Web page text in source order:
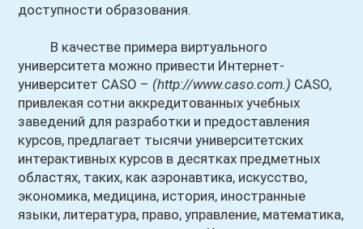
доступности образования.
В качестве примера виртуального
университета можно привести Интернет-
университет CASO – (http://www.caso.com.) CASO,
привлекая сотни аккредитованных учебных
заведений для разработки и предоставления
курсов, предлагает тысячи университетских
интерактивных курсов в десятках предметных
областях, таких, как аэронавтика, искусство,
экономика, медицина, история, иностранные
языки, литература, право, управление, математика,